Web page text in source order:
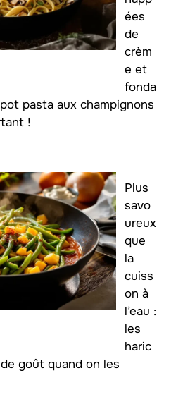
ées
de
crèm
e et
fonda
pasta aux champignons
!
Plus
savo
ureux
que
la
cuiss
on à
l’eau :
les
haric
goût quand on les